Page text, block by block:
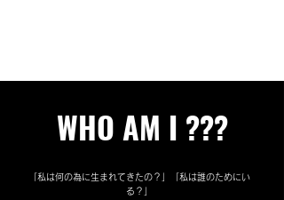
WHO AM I ???
「私は何の為に生まれてきたの？」「私は誰のためにい
る？」